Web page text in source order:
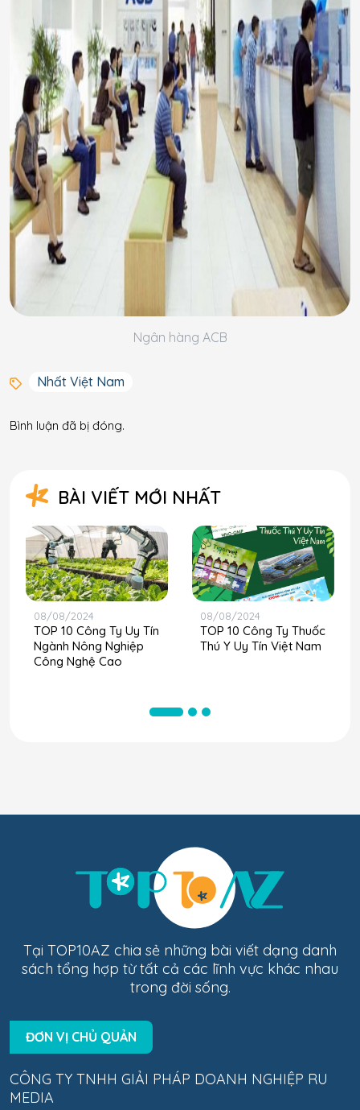
Ngân hàng ACB
Nhất Việt Nam
Bình luận đã bị đóng.
BÀI VIẾT MỚI NHẤT
08/08/2024
TOP 10 Công Ty Uy Tín
Ngành Nông Nghiệp
Công Nghệ Cao
08/08/2024
TOP 10 Công Ty Thuốc
Thú Y Uy Tín Việt Nam
Tại TOP10AZ chia sẻ những bài viết dạng danh
sách tổng hợp từ tất cả các lĩnh vực khác nhau
trong đời sống.
ĐƠN VỊ CHỦ QUẢN
CÔNG TY TNHH GIẢI PHÁP DOANH NGHIỆP RU
MEDIA